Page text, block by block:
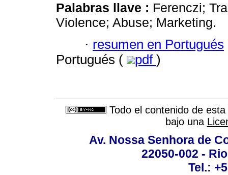
Palabras llave : Ferenczi;
Violence; Abuse; Marketing.
· resumen en Portugués
Portugués (
pdf )
Todo el contenido de
bajo una
Av. Nossa Senhora de
22050-002 -
Tel.: